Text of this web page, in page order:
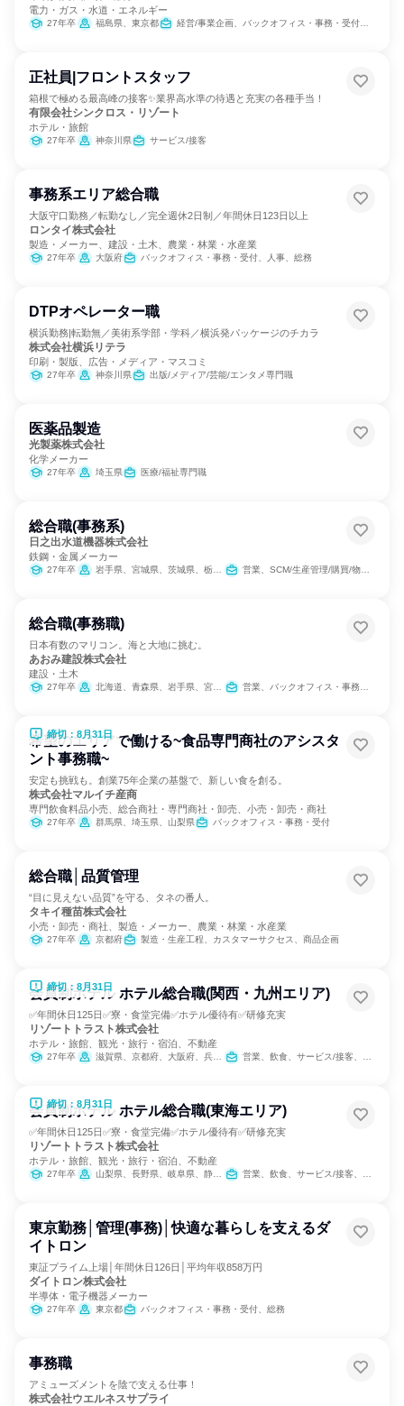
電力・ガス・水道・エネルギー
27年卒 福島県、東京都 経営/事業企画、バックオフィス・事務・受付、SCM/生産管理/購買/物流、経理/税務/財務、人事、総務、法務/知財、IT、広報/IR
正社員|フロントスタッフ
箱根で極める最高峰の接客✨業界高水準の待遇と充実の各種手当！
有限会社シンクロス・リゾート
ホテル・旅館
27年卒 神奈川県 サービス/接客
事務系エリア総合職
大阪守口勤務／転勤なし／完全週休2日制／年間休日123日以上
ロンタイ株式会社
製造・メーカー、建設・土木、農業・林業・水産業
27年卒 大阪府 バックオフィス・事務・受付、人事、総務
DTPオペレーター職
横浜勤務|転勤無／美術系学部・学科／横浜発パッケージのチカラ
株式会社横浜リテラ
印刷・製版、広告・メディア・マスコミ
27年卒 神奈川県 出版/メディア/芸能/エンタメ専門職
医薬品製造
光製薬株式会社
化学メーカー
27年卒 埼玉県 医療/福祉専門職
総合職(事務系)
日之出水道機器株式会社
鉄鋼・金属メーカー
27年卒 岩手県、宮城県、茨城県、栃木県、群馬県、埼玉県、千葉県、東京都、神奈川県、新潟県、石川県、長野県、静岡県、愛知県、滋賀県、京都府、大阪府、兵庫県、鳥取県、岡山県、広島県、山口県、愛媛県、高知県、福岡県、佐賀県、長崎県、熊本県、宮崎県、鹿児島県 営業、SCM/生産管理/購買/物流、経理/税務/財務、総務、法務/知財、マーケティング・広告・宣伝
総合職(事務職)
日本有数のマリコン。海と大地に挑む。
あおみ建設株式会社
建設・土木
27年卒 北海道、青森県、岩手県、宮城県、秋田県、山形県、福島県、茨城県、栃木県、群馬県、埼玉県、千葉県、東京都、神奈川県、新潟県、富山県、石川県、福井県、山梨県、長野県、岐阜県、静岡県、愛知県、三重県、滋賀県、京都府、大阪府、兵庫県、奈良県、和歌山県、鳥取県、島根県、岡山県、広島県、山口県、徳島県、香川県、愛媛県、高知県、福岡県、佐賀県、長崎県、熊本県、大分県、宮崎県、鹿児島県、沖縄県 営業、バックオフィス・事務・受付、総務
締切：8月31日
希望のエリアで働ける~食品専門商社のアシスタ
ント事務職~
安定も挑戦も。創業75年企業の基盤で、新しい食を創る。
株式会社マルイチ産商
専門飲食料品小売、総合商社・専門商社・卸売、小売・卸売・商社
27年卒 群馬県、埼玉県、山梨県 バックオフィス・事務・受付
総合職│品質管理
“目に見えない品質”を守る、タネの番人。
タキイ種苗株式会社
小売・卸売・商社、製造・メーカー、農業・林業・水産業
27年卒 京都府 製造・生産工程、カスタマーサクセス、商品企画
締切：8月31日
会員制ホテル ホテル総合職(関西・九州エリア)
✅年間休日125日✅寮・食堂完備✅ホテル優待有✅研修充実
リゾートトラスト株式会社
ホテル・旅館、観光・旅行・宿泊、不動産
27年卒 滋賀県、京都府、大阪府、兵庫県、和歌山県、徳島県、大分県、鹿児島県 営業、飲食、サービス/接客、バックオフィス・事務・受付、カスタマーサポート/コールセンター
締切：8月31日
会員制ホテル ホテル総合職(東海エリア)
✅年間休日125日✅寮・食堂完備✅ホテル優待有✅研修充実
リゾートトラスト株式会社
ホテル・旅館、観光・旅行・宿泊、不動産
27年卒 山梨県、長野県、岐阜県、静岡県、愛知県、三重県 営業、飲食、サービス/接客、バックオフィス・事務・受付、カスタマーサポート/コールセンター
東京勤務│管理(事務)│快適な暮らしを支えるダ
イトロン
東証プライム上場│年間休日126日│平均年収858万円
ダイトロン株式会社
半導体・電子機器メーカー
27年卒 東京都 バックオフィス・事務・受付、総務
事務職
アミューズメントを陰で支える仕事！
株式会社ウエルネスサプライ